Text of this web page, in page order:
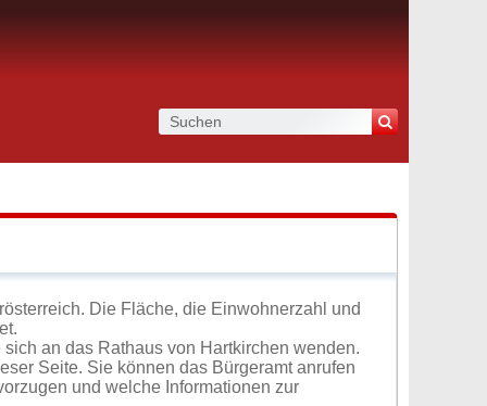
Die Fläche, die Einwohnerzahl und
an das Rathaus von Hartkirchen wenden.
Seite. Sie können das Bürgeramt anrufen
und welche Informationen zur